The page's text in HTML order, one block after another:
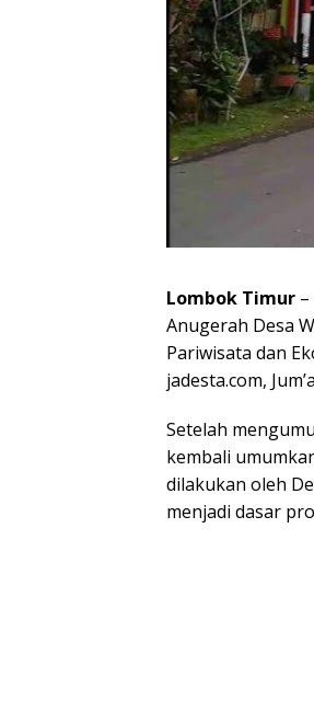
Lombok Timur
Anugerah Desa
Pariwisata dan
jadesta.com,
Setelah
kembali
dilakukan oleh
menjadi dasar